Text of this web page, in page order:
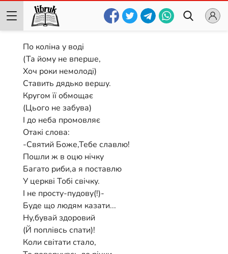
По коліна у воді
(Та йому не вперше,
Хоч роки немолоді)
Ставить дядько вершу.
Кругом її обмощає
(Цього не забува)
І до неба промовляє
Отакі слова:
-Святий Боже,Тебе славлю!
Пошли ж в оцю нічку
Багато риби,а я поставлю
У церкві Тобі свічку.
І не просту-пудову(!)-
Буде що людям казати...
Ну,бувай здоровий
(Й поплівсь спати)!
Коли світати стало,